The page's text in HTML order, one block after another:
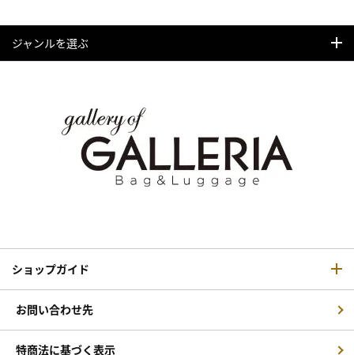
ジャンルを選ぶ
ショップガイド
お問い合わせ先
特商法に基づく表示